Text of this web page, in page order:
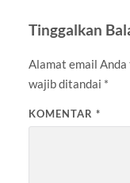
Tinggalkan
Alamat email
wajib ditandai *
KOMENTAR *